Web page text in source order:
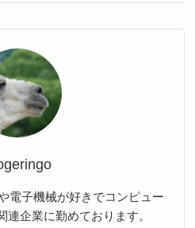
電子機械が好きでコンピュー
連企業に勤めております。